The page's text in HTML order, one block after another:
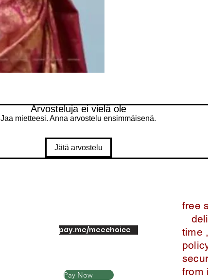
Arvosteluja ei vielä ole
Jaa mietteesi. Anna arvostelu ensimmäisenä.
Jätä arvostelu
pay.me/meechoice
Pay Now
free
time
from